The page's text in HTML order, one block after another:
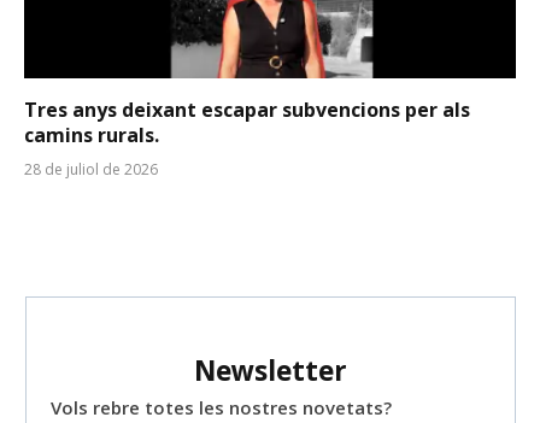
Tres anys deixant escapar subvencions per als
camins rurals.
28 de juliol de 2026
Newsletter
Vols rebre totes les nostres novetats?